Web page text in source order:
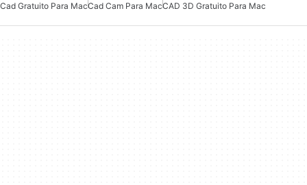
Cad Gratuito Para MacCad Cam Para MacCAD 3D Gratuito Para Mac